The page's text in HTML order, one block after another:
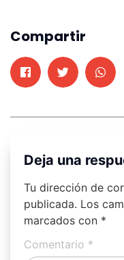
Compartir
Deja una
Tu dirección de
publicada. Los
marcados con *
Comentario *